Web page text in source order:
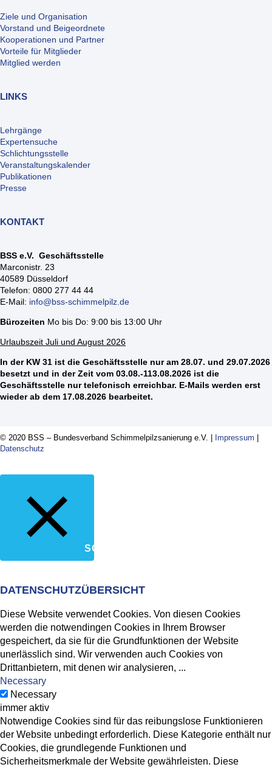
Ziele und Organisation
Vorstand und Beigeordnete
Kooperationen und Partner
Vorteile für Mitglieder
Mitglied werden
LINKS
Lehrgänge
Expertensuche
Schlichtungsstelle
Veranstaltungskalender
Publikationen
Presse
KONTAKT
BSS e.V. Geschäftsstelle
Marconistr. 23
40589 Düsseldorf
Telefon: 0800 277 44 44
E-Mail: info@bss-schimmelpilz.de
Bürozeiten Mo bis Do: 9:00 bis 13:00 Uhr
Urlaubszeit Juli und August 2026
In der KW 31 ist die Geschäftsstelle nur am 28.07. und 29.07.2026
besetzt und in der Zeit vom 03.08.-113.08.2026 ist die
Geschäftsstelle nur telefonisch erreichbar. E-Mails werden erst
wieder ab dem 17.08.2026 bearbeitet.
© 2020 BSS – Bundesverband Schimmelpilzsanierung e.V. | Impressum
Datenschutz
SCHLIESSEN
DATENSCHUTZÜBERSICHT
Diese Website verwendet Cookies. Von diesen Cookies
werden die notwendingen Cookies in Ihrem Browser
gespeichert, da sie für die Grundfunktionen der Website
unerlässlich sind. Wir verwenden auch Cookies von
Drittanbietern, mit denen wir analysieren, ...
Necessary
Necessary
immer aktiv
Notwendige Cookies sind für das reibungslose Funktionieren
der Website unbedingt erforderlich. Diese Kategorie enthält nur
Cookies, die grundlegende Funktionen und
Sicherheitsmerkmale der Website gewährleisten. Diese